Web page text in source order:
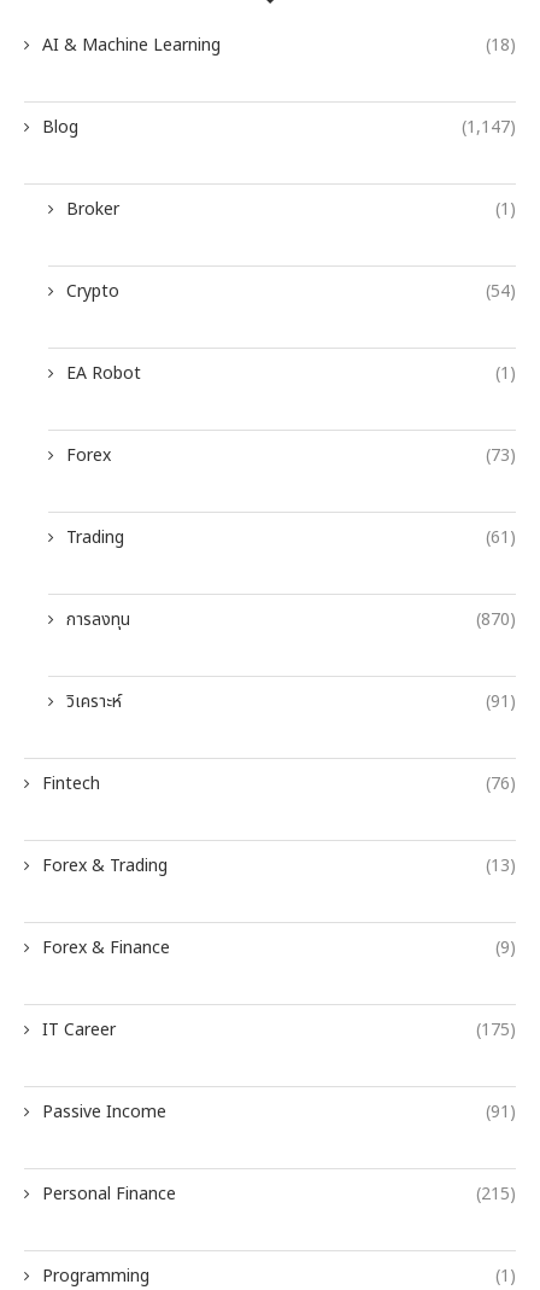
AI & Machine Learning (18)
Blog (1,147)
Broker (1)
Crypto (54)
EA Robot (1)
Forex (73)
Trading (61)
การลงทุน (870)
วิเคราะห์ (91)
Fintech (76)
Forex & Trading (13)
Forex & Finance (9)
IT Career (175)
Passive Income (91)
Personal Finance (215)
Programming (1)